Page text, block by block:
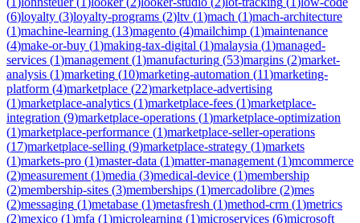
(6)loyalty (3)loyalty-programs (2)ltv (1)mach (1)mach-architecture
(1)machine-learning (13)magento (4)mailchimp (1)maintenance
(4)make-or-buy (1)making-tax-digital (1)malaysia (1)managed-
services (1)management (1)manufacturing (53)margins (2)market-
analysis (1)marketing (10)marketing-automation (11)marketing-
platform (4)marketplace (22)marketplace-advertising
(1)marketplace-analytics (1)marketplace-fees (1)marketplace-
integration (9)marketplace-operations (1)marketplace-optimization
(1)marketplace-performance (1)marketplace-seller-operations
(17)marketplace-selling (9)marketplace-strategy (1)markets
(1)markets-pro (1)master-data (1)matter-management (1)mcommerce
(2)measurement (1)media (3)medical-device (1)membership
(2)membership-sites (3)memberships (1)mercadolibre (2)mes
(2)messaging (1)metabase (1)metasfresh (1)method-crm (1)metrics
(2)mexico (1)mfa (1)microlearning (1)microservices (6)microsoft